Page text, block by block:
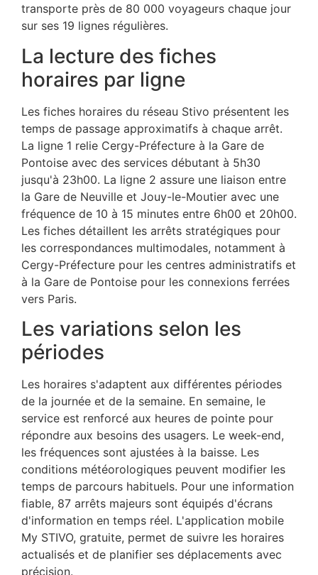
transporte près de 80 000 voyageurs chaque jour
sur ses 19 lignes régulières.
La lecture des fiches
horaires par ligne
Les fiches horaires du réseau Stivo présentent les
temps de passage approximatifs à chaque arrêt.
La ligne 1 relie Cergy-Préfecture à la Gare de
Pontoise avec des services débutant à 5h30
jusqu'à 23h00. La ligne 2 assure une liaison entre
la Gare de Neuville et Jouy-le-Moutier avec une
fréquence de 10 à 15 minutes entre 6h00 et 20h00.
Les fiches détaillent les arrêts stratégiques pour
les correspondances multimodales, notamment à
Cergy-Préfecture pour les centres administratifs et
à la Gare de Pontoise pour les connexions ferrées
vers Paris.
Les variations selon les
périodes
Les horaires s'adaptent aux différentes périodes
de la journée et de la semaine. En semaine, le
service est renforcé aux heures de pointe pour
répondre aux besoins des usagers. Le week-end,
les fréquences sont ajustées à la baisse. Les
conditions météorologiques peuvent modifier les
temps de parcours habituels. Pour une information
fiable, 87 arrêts majeurs sont équipés d'écrans
d'information en temps réel. L'application mobile
My STIVO, gratuite, permet de suivre les horaires
actualisés et de planifier ses déplacements avec
précision.